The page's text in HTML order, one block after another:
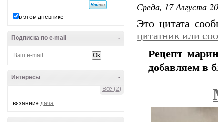
в этом дневнике
-
Подписка по e-mail
-
Интересы
Все (2)
вязаниие дача
Среда, 17 Августа
Это цитата
цитатник или
Рецепт
добавляем в